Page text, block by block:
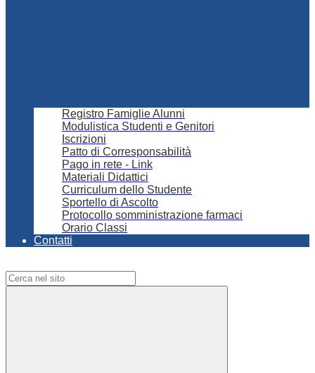
Registro Famiglie Alunni
Modulistica Studenti e Genitori
Iscrizioni
Patto di Corresponsabilità
Pago in rete - Link
Materiali Didattici
Curriculum dello Studente
Sportello di Ascolto
Protocollo somministrazione farmaci
Orario Classi
Contatti